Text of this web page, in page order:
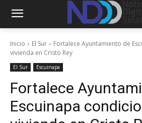
Inicio El Sur
Fortalece Ayuntamiento de
vivienda en Cristo Rey
El Sur Escuinapa
Fortalece
Escuinapa